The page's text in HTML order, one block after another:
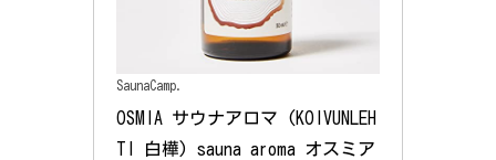
SaunaCamp.
OSMIA サウナアロマ (KOIVUNLEH
TI 白樺) sauna aroma オスミア